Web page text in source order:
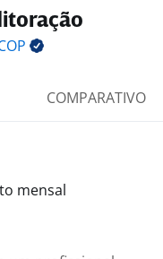
COMPARATIVO
mensal